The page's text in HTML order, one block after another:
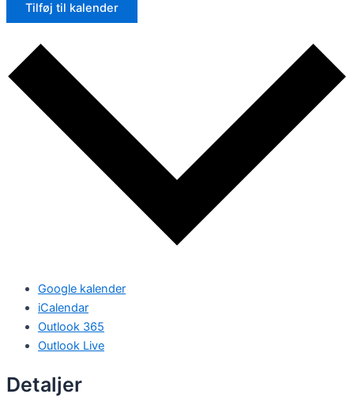
Tilføj til kalender
Google kalender
iCalendar
Outlook 365
Outlook Live
Detaljer